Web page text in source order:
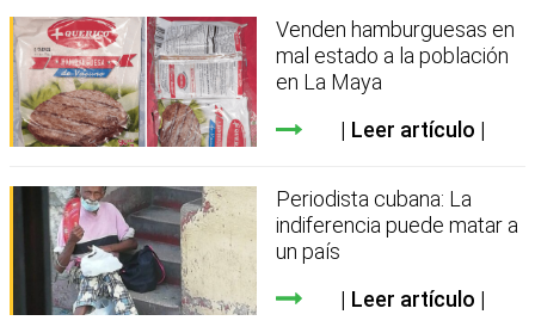
Venden hamburguesas en
mal estado a la población
en La Maya
Leer artículo
Periodista cubana: La
indiferencia puede matar a
un país
Leer artículo